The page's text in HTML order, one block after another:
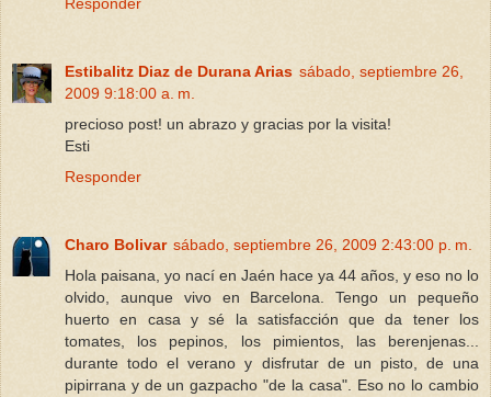
Responder
Estibalitz Diaz de Durana Arias sábado, septiembre 26,
2009 9:18:00 a. m.
precioso post! un abrazo y gracias por la visita!
Esti
Responder
Charo Bolivar sábado, septiembre 26, 2009 2:43:00 p. m.
Hola paisana, yo nací en Jaén hace ya 44 años, y eso no lo
olvido, aunque vivo en Barcelona. Tengo un pequeño
huerto en casa y sé la satisfacción que da tener los
tomates, los pepinos, los pimientos, las berenjenas...
durante todo el verano y disfrutar de un pisto, de una
pipirrana y de un gazpacho "de la casa". Eso no lo cambio